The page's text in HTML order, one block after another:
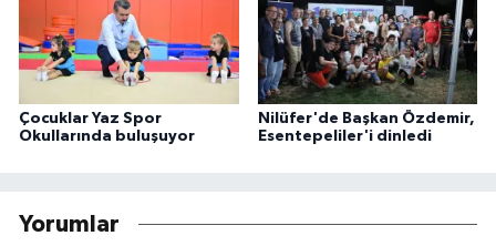
Çocuklar Yaz Spor
Okullarında buluşuyor
Nilüfer'de Başkan Özdemir,
Esentepeliler'i dinledi
Yorumlar